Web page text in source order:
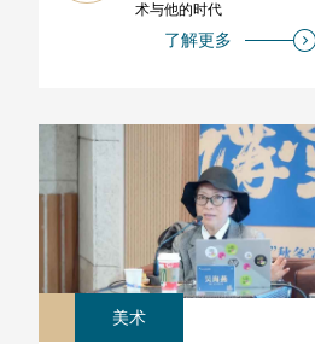
术与他的时代
了解更多
美术